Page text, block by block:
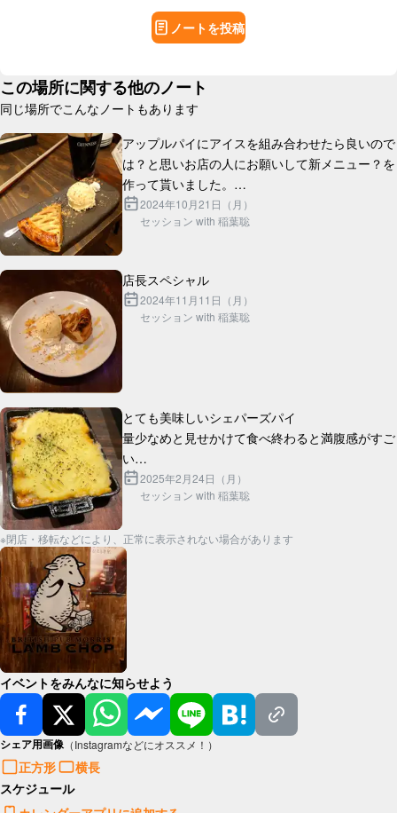
ノートを投稿
この場所に関する他のノート
同じ場所でこんなノートもあります
アップルパイにアイスを組み合わせたら良いので
は？と思いお店の人にお願いして新メニュー？を
作って貰いました。
ギネスと合わせて丁度2000円です。
2024年10月21日（月）
セッション with 稲葉聡
2024年11月11日（月）
セッション with 稲葉聡
とても美味しいシェパーズパイ
量少なめと見せかけて食べ終わると満腹感がすご
い
芋とラム肉の間の層にチーズがたっぷり入ってて
2025年2月24日（月）
セッション with 稲葉聡
※閉店・移転などにより、正常に表示されない場合があります
イベントをみんなに知らせよう
シェア用画像 （Instagramなどにオススメ！）
正方形
横長
スケジュール